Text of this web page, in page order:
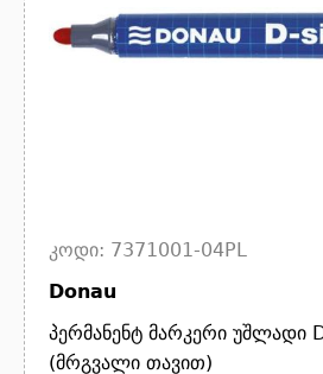
კოდი: 7371001-04PL
Donau
პერმანენტ მარკერი უშლადი
(მრგვალი თავით)